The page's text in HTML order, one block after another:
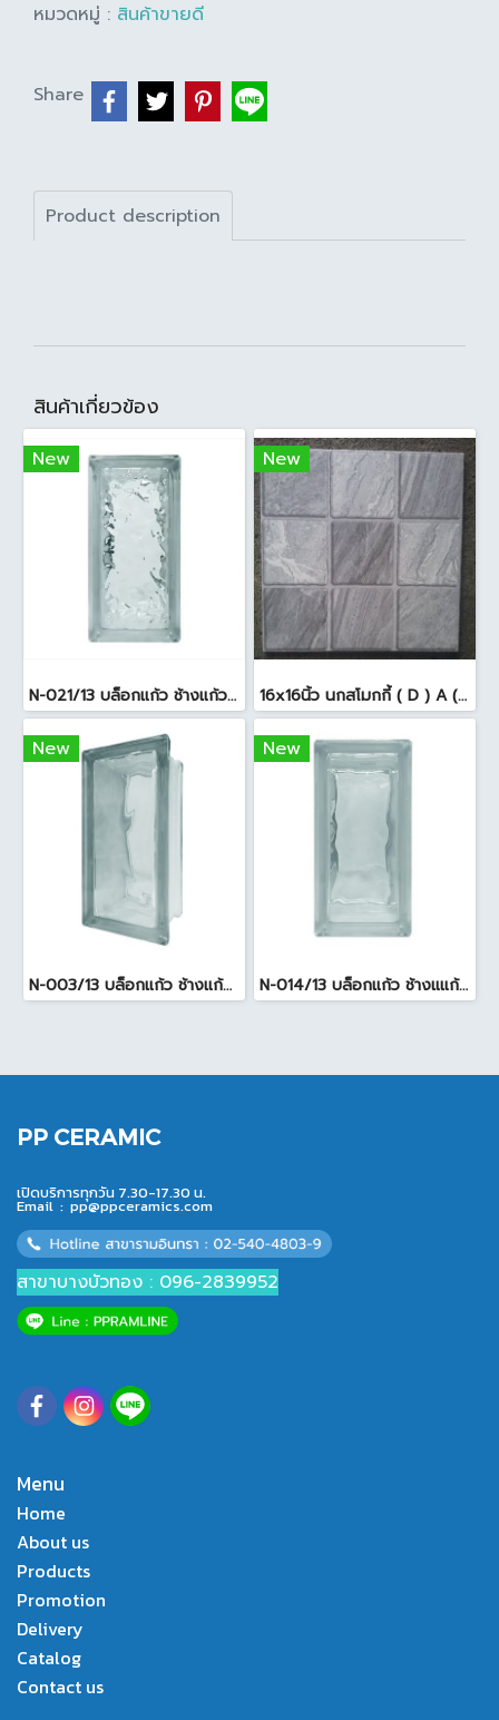
หมวดหมู่ : สินค้าขายดี
Share
Product description
สินค้าเกี่ยวข้อง
New
N-021/13 บล็อกแก้ว ช้างแก้ว WOW แก้วประดับฟ้า ( 24X11.5X8cm )
New
16x16นิ้ว นกสโมกกี้ ( D ) A (Pack6)
New
N-003/13 บล็อกแก้ว ช้างแก้ว WOW พริ้วแก้ว ( 24x11.5x8cm )
New
N-014/13 บล็อกแก้ว ช้างแแก้ว WOW หยาดเพชร ( 24x11.5x8 cm.)
PP CERAMIC
เปิดบริการทุกวัน 7.30-17.30 น.
Email : pp@ppceramics.com
สาขาบางบัวทอง : 096-2839952
Menu
Home
About us
Products
Promotion
Delivery
Catalog
Contact us